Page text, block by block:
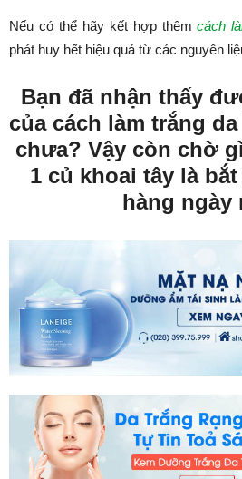
Nếu có thể hãy kết hợp thêmcách
phát huy hết hiệu quả từ các nguyên
Bạn đã nhận thấy
của cách làm trắng
chưa? Vậy còn chờ
1 củ khoai tây là
hàng ngày